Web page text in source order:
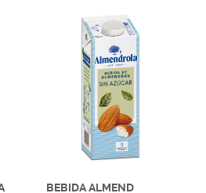
BEBIDA ALMEND
ALMENDROLA SIN
$13,600